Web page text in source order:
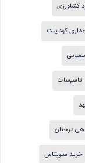
کشاورزی
کود پلت
تاسیسات
درختان
خرید سلوپتاس